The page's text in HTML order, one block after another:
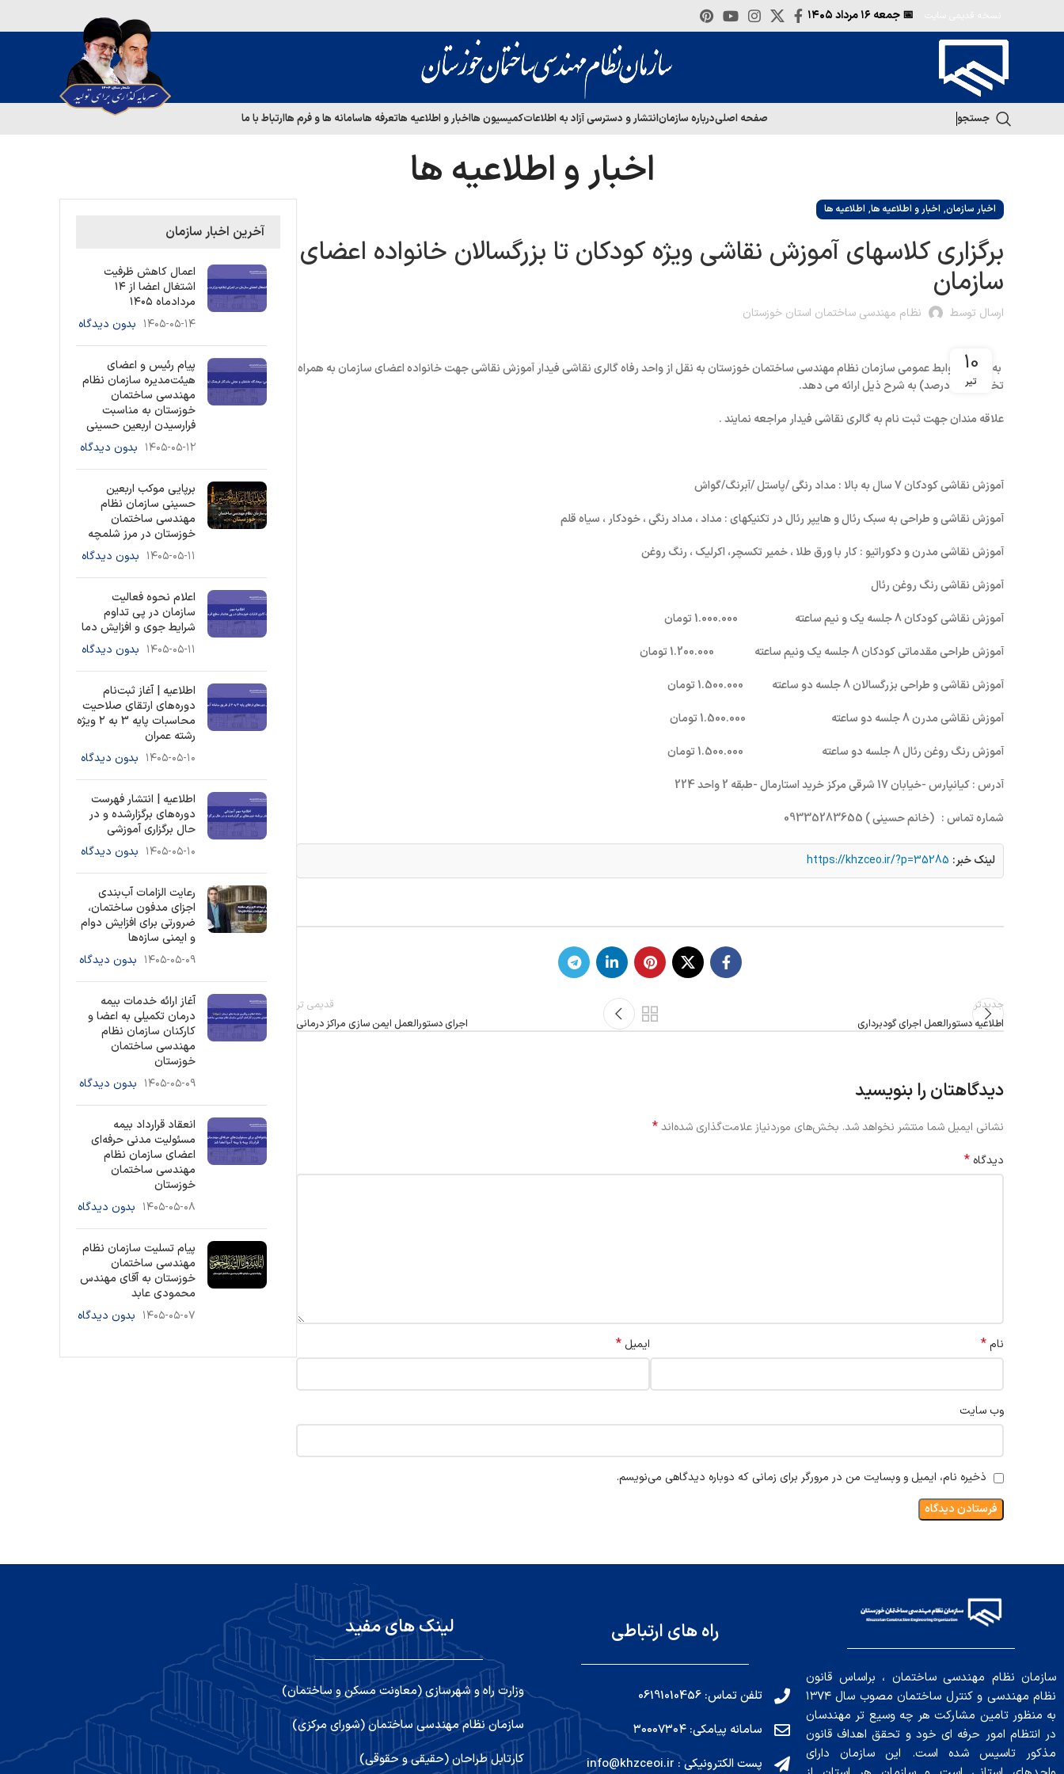
📅 جمعه
جستجو صفحه اصلیدرباره سازمانانتشار و دسترسی آزاد به اطلاعاتکمیسیون هااخبار و اطلاعیه هاتعرفه هاسامانه ها و فرم هاارتباط با ما
اخبار و اطلاعیه ها
اخبار سازمان, اخبار و اطلاعیه ها, اطلاعیه ها
برگزاری کلاسهای آموزش نقاشی ویژه کودکان تا بزرگسالان خانواده اعضای
سازمان
ارسال توسط نظام مهندسی ساختمان استان خوزستان
10
تیر
به گزارش روابط عمومی سازمان نظام مهندسی ساختمان خوزستان به نقل از واحد رفاه گالری نقاشی فیدار آموزش نقاشی جهت خانواده اعضای سازمان به همراه
تخفیف (15 درصد) به شرح ذیل ارائه می دهد.
علاقه مندان جهت ثبت نام به گالری نقاشی فیدار مراجعه نمایند .
آموزش نقاشی کودکان 7 سال به بالا : مداد رنگی /پاستل /آبرنگ/گواش
آموزش نقاشی و طراحی به سبک رئال و هایپر رئال در تکنیکهای : مداد ، مداد رنگی ، خودکار ، سیاه قلم
آموزش نقاشی مدرن و دکوراتیو : کار با ورق طلا ، خمیر تکسچر، اکرلیک ، رنگ روغن
آموزش نقاشی رنگ روغن رئال
آموزش نقاشی کودکان 8 جلسه یک و نیم ساعته 1.000.000 تومان
آموزش طراحی مقدماتی کودکان 8 جلسه یک ونیم ساعته 1.200.000 تومان
آموزش نقاشی و طراحی بزرگسالان 8 جلسه دو ساعته 1.500.000 تومان
آموزش نقاشی مدرن 8 جلسه دو ساعته 1.500.000 تومان
آموزش رنگ روغن رئال 8 جلسه دو ساعته 1.500.000 تومان
آدرس : کیانپارس -خیابان 17 شرقی مرکز خرید استارمال -طبقه 2 واحد 224
شماره تماس : (خانم حسینی ) 09335283655
لینک خبر: https://khzceo.ir/?p=35285
جدیدتر
اطلاعیه دستورالعمل اجرای گودبرداری
قدیمی تر
اجرای دستورالعمل ایمن سازی مراکز درمانی
دیدگاهتان را بنویسید
نشانی ایمیل شما منتشر نخواهد شد. بخش‌های موردنیاز علامت‌گذاری شده‌اند*
دیدگاه *
نام* ایمیل *
وب‌ سایت
ذخیره نام، ایمیل و وبسایت من در مرورگر برای زمانی که دوباره دیدگاهی می‌نویسم.
آخرین اخبار سازمان
اعمال کاهش ظرفیت
اشتغال اعضا از ۱۴
مردادماه ۱۴۰۵
۱۴۰۵-۰۵-۱۴ بدون دیدگاه
پیام رئیس و اعضای
هیئت‌مدیره سازمان نظام
مهندسی ساختمان
خوزستان به مناسبت
فرارسیدن اربعین حسینی
۱۴۰۵-۰۵-۱۲ بدون دیدگاه
برپایی موکب اربعین
حسینی سازمان نظام
مهندسی ساختمان
خوزستان در مرز شلمچه
۱۴۰۵-۰۵-۱۱ بدون دیدگاه
اعلام نحوه فعالیت
سازمان در پی تداوم
شرایط جوی و افزایش دما
۱۴۰۵-۰۵-۱۱ بدون دیدگاه
اطلاعیه | آغاز ثبت‌نام
دوره‌های ارتقای صلاحیت
محاسبات پایه 3 به ۲ ویژه
رشته عمران
۱۴۰۵-۰۵-۱۰ بدون دیدگاه
اطلاعیه | انتشار فهرست
دوره‌های برگزارشده و در
حال برگزاری آموزشی
۱۴۰۵-۰۵-۱۰ بدون دیدگاه
رعایت الزامات آب‌بندی
اجزای مدفون ساختمان،
ضرورتی برای افزایش دوام
و ایمنی سازه‌ها
۱۴۰۵-۰۵-۰۹ بدون دیدگاه
آغاز ارائه خدمات بیمه
درمان تکمیلی به اعضا و
کارکنان سازمان نظام
مهندسی ساختمان
خوزستان
۱۴۰۵-۰۵-۰۹ بدون دیدگاه
انعقاد قرارداد بیمه
مسئولیت مدنی حرفه‌ای
اعضای سازمان نظام
مهندسی ساختمان
خوزستان
۱۴۰۵-۰۵-۰۸ بدون دیدگاه
پیام تسلیت سازمان نظام
مهندسی ساختمان
خوزستان به آقای مهندس
محمودی عابد
۱۴۰۵-۰۵-۰۷ بدون دیدگاه
سازمان نظام مهندسی ساختمان ، براساس قانون
نظام مهندسی و کنترل ساختمان مصوب سال ۱۳۷۴
به منظور تامین مشارکت هر چه وسیع تر مهندسان
در انتظام امور حرفه ای خود و تحقق اهداف قانون
مذکور تاسیس شده است. این سازمان دارای
راه های ارتباطی
تلفن تماس: 06191010456
سامانه پیامکی: ۳۰۰۰۷۳۰۴
پست الکترونیکی : info@khzceoi.ir
لینک های مفید
وزارت راه و شهرسازی (معاونت مسکن و ساختمان)
سازمان نظام مهندسی ساختمان (شورای مرکزی)
کارتابل طراحان (حقیقی و حقوقی)